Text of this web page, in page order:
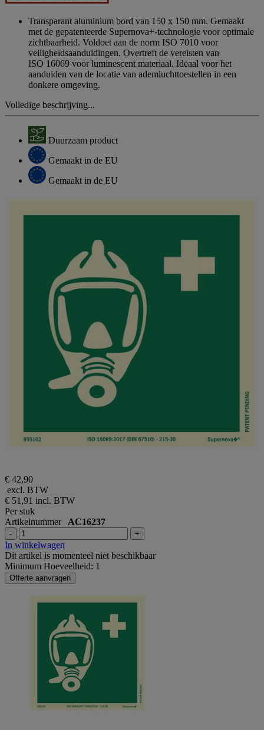
Transparant aluminium bord van 150 x 150 mm. Gemaakt
met de gepatenteerde Supernova+-technologie voor optimale
zichtbaarheid. Voldoet aan de norm ISO 7010 voor
veiligheidsaanduidingen. Overtreft de vereisten van
ISO 16069 voor luminescent materiaal. Ideaal voor het
aanduiden van de locatie van ademluchttoestellen in een
donkere omgeving.
Volledige beschrijving...
Duurzaam product
Gemaakt in de EU
Gemaakt in de EU
€ 42,90
excl. BTW
€ 51,91 incl. BTW
Per stuk
Artikelnummer AC16237
- +
In winkelwagen
Dit artikel is momenteel niet beschikbaar
Minimum Hoeveelheid: 1
Offerte aanvragen